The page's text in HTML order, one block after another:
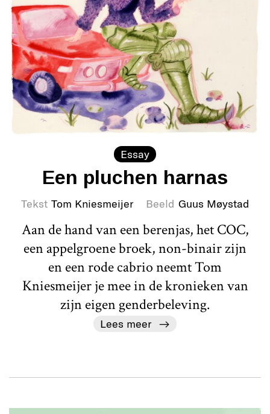
Essay
Een pluchen harnas
Tekst Tom Kniesmeijer Beeld Guus Møystad
Aan de hand van een berenjas, het COC,
een appelgroene broek, non-binair zijn
en een rode cabrio neemt Tom
Kniesmeijer je mee in de kronieken van
zijn eigen genderbeleving.
Lees meer